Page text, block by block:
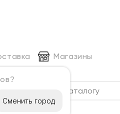
Сменить город
Магазины